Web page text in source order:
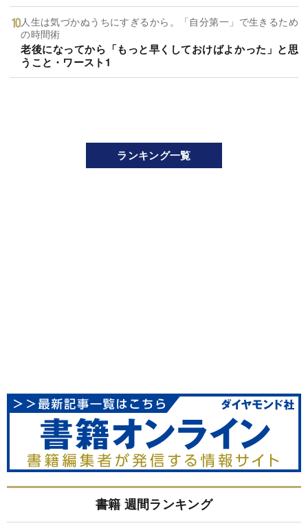
人生は気づかぬうちにすぎるから。「自分第一」で生きるため
の時間術
老後になってから「もっと早くしておけばよかった」と思
うこと・ワースト1
ランキング一覧
書籍 週間ランキング